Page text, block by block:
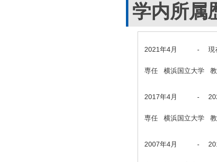
学内所属
2021年4月 - 現
専任 横浜国立大学
2017年4月 -
専任 横浜国立大学
2007年4月 -